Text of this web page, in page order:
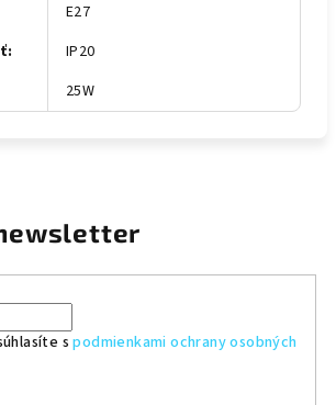
E27
:
IP20
25W
spodmienkami ochrany osobných